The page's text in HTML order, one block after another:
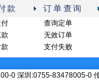
款 订单查询
付
查询定单
无效订单
支付失败
0 深圳:0755-83478005-